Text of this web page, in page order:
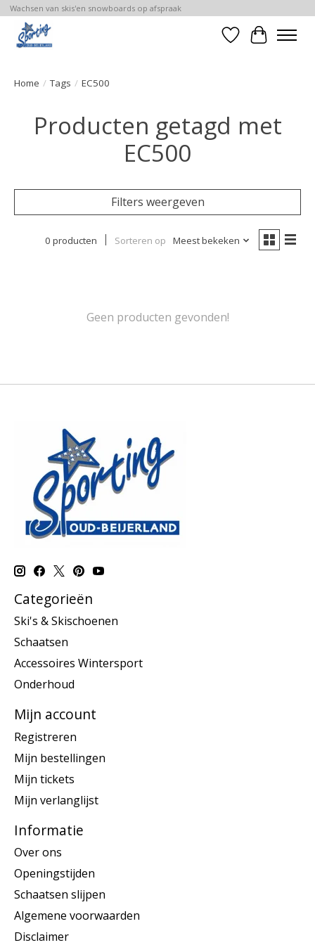
Wachsen van skis'en snowboards op afspraak
Verlanglijst
Home / Tags / EC500
Producten getagd met
EC500
Filters weergeven
0 producten Sorteren op Meest bekeken
Geen producten gevonden!
Categorieën
Ski's & Skischoenen
Schaatsen
Accessoires Wintersport
Onderhoud
Mijn account
Registreren
Mijn bestellingen
Mijn tickets
Mijn verlanglijst
Informatie
Over ons
Openingstijden
Schaatsen slijpen
Algemene voorwaarden
Disclaimer